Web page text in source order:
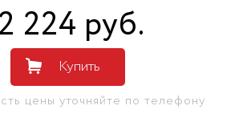
2 224 руб.
Купить
цены уточняйте по телефону